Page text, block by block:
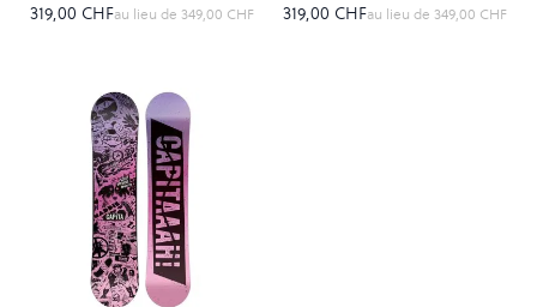
319,00 CHFau lieu de 349,00 CHF 319,00 CHFau lieu de 349,00 CHF